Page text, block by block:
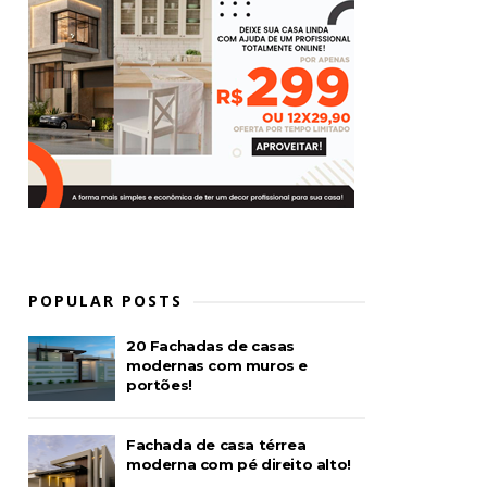
POPULAR POSTS
20 Fachadas de casas
modernas com muros e
portões!
Fachada de casa térrea
moderna com pé direito alto!